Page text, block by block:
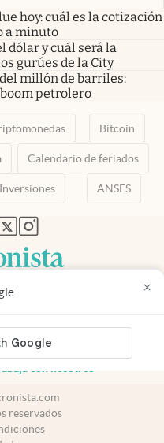
×
hoy: cuál es la cotización
a minuto
dólar y cuál será la
gurúes de la City
millón de barriles:
petrolero
Bitcoin
Calendario de feriados
Inversiones ANSES
pestaña
nueva pestaña
en nueva pestaña
abre en nueva pestaña
abre en nueva pestaña
Suscribite
reservados